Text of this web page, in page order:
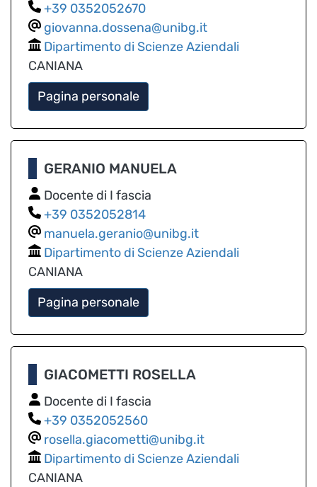
0352052670
giovanna.dossena@unibg.it
Dipartimento di Scienze Aziendali
CANIANA
Pagina personale
GERANIO MANUELA
Docente di I fascia
0352052814
manuela.geranio@unibg.it
Dipartimento di Scienze Aziendali
CANIANA
Pagina personale
GIACOMETTI ROSELLA
Docente di I fascia
0352052560
rosella.giacometti@unibg.it
Dipartimento di Scienze Aziendali
CANIANA